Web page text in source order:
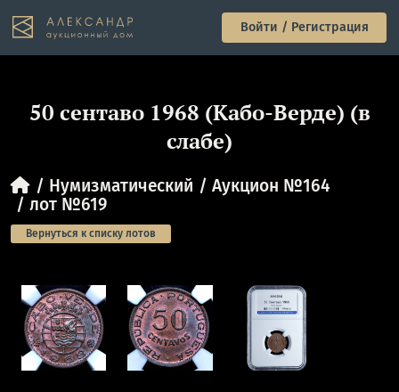
Войти / Регистрация
50 сентаво 1968 (Кабо-Верде) (в
слабе)
Нумизматический
Аукцион №164
лот №619
Вернуться к списку лотов